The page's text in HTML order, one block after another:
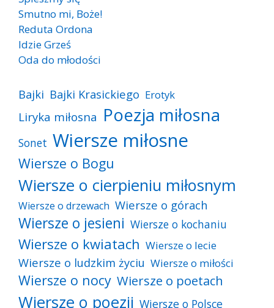
Smutno mi, Boże!
Reduta Ordona
Idzie Grześ
Oda do młodości
Bajki Bajki Krasickiego Erotyk
Liryka miłosna Poezja miłosna
Sonet Wiersze miłosne
Wiersze o Bogu
Wiersze o cierpieniu miłosnym
Wiersze o drzewach Wiersze o górach
Wiersze o jesieni Wiersze o kochaniu
Wiersze o kwiatach Wiersze o lecie
Wiersze o ludzkim życiu Wiersze o miłości
Wiersze o nocy Wiersze o poetach
Wiersze o poezji Wiersze o Polsce